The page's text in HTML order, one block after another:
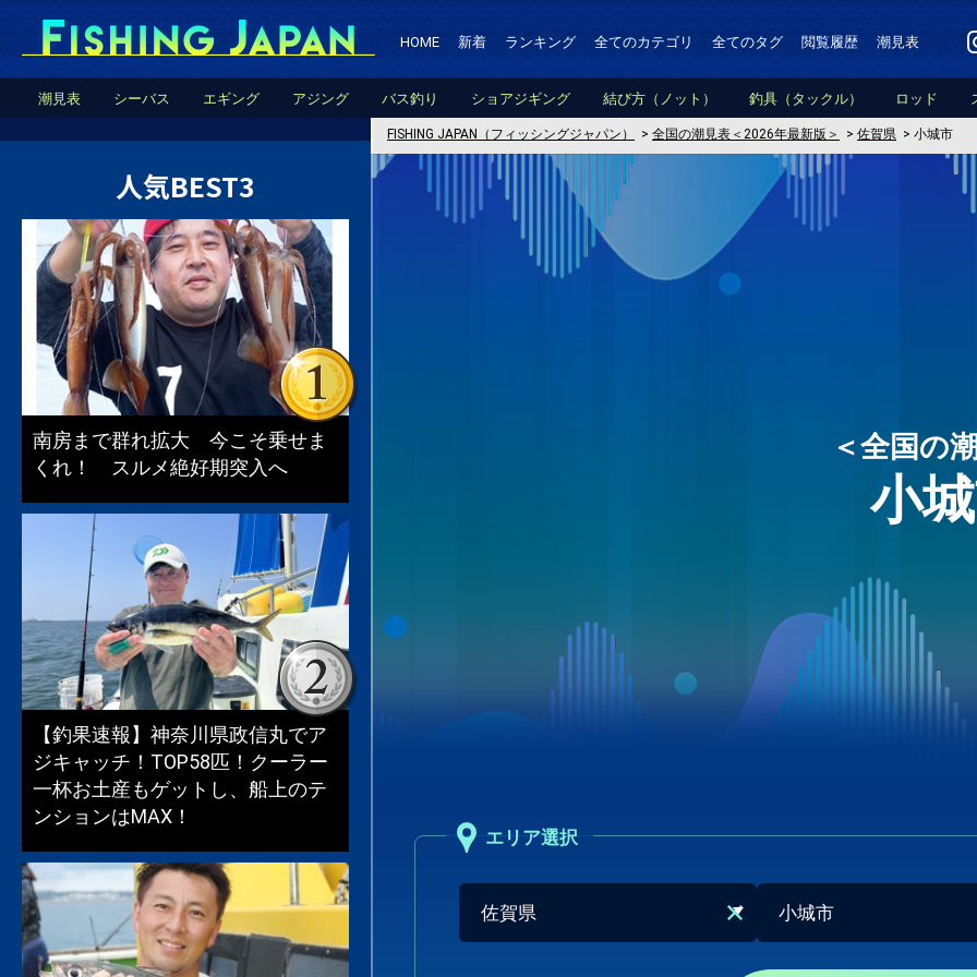
HOME 新着 ランキング 全てのカテゴリ 全てのタグ 閲覧履歴 潮見表
潮見表 シーバス エギング アジング バス釣り ショアジギング 結び方（ノット） 釣具（タックル） ロッド
FISHING JAPAN（フィッシングジャパン） > 全国の潮見表＜2026年最新版＞ > 佐賀県 > 小城市
＜全国の
小
エリア選択
人気BEST3
南房まで群れ拡大 今こそ乗せま
くれ！ スルメ絶好期突入へ
【釣果速報】神奈川県政信丸でア
ジキャッチ！TOP58匹！クーラー
一杯お土産もゲットし、船上のテ
ンションはMAX！